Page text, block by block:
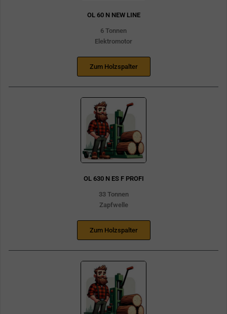
OL 60 N NEW LINE
6 Tonnen
Elektromotor
Zum Holzspalter
OL 630 N ES F PROFI
33 Tonnen
Zapfwelle
Zum Holzspalter